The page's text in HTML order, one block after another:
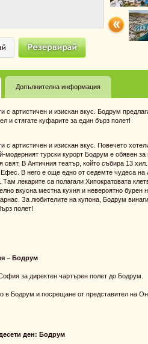
Допълнителна информация
с артистичен и изискан вкус. Бодрум
и стягате куфарите за един бърз полет!
с артистичен и изискан вкус. Повечето
модерният турски курорт Бодрум е обявен
свят. В Античния театър, който събира 13
В него е още едно от седемте чудеса
Там лекарите са полагали Хипократовата
вкусна местна кухня и невероятно
За любителите на купона, Бодрум
полет!
– Бодрум
за директен чартърен полет до Бодрум.
в Бодрум и посрещане от представител на
ден: Бодрум